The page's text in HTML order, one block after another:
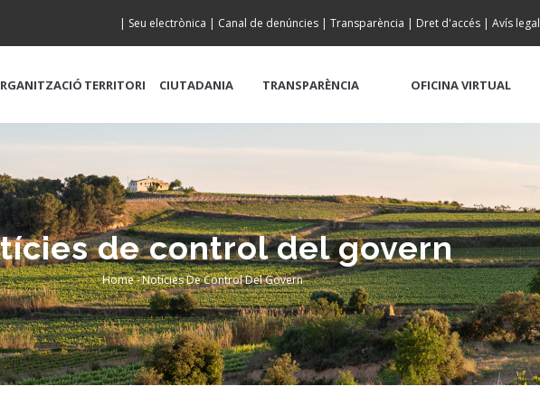
| Seu electrònica | Canal de denúncies | Transparència | Dret d'accés | Avís legal
TERRITORI CIUTADANIA TRANSPARÈNCIA OFICINA VIRTUAL
de control del govern
Breadcrumb
Home-Notícies De Control Del Govern